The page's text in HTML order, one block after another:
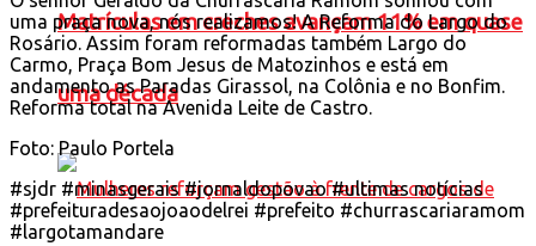
Matrículas em creches avançam 11% em quase
uma década
uma praça nova, nós realizamos! A Reforma do Largo do
Rosário. Assim foram reformadas também Largo do
Carmo, Praça Bom Jesus de Matozinhos e está em
andamento as Paradas Girassol, na Colônia e no Bonfim.
Reforma total na Avenida Leite de Castro.
Foto: Paulo Portela
#sjdr #minasgerais #jornaldopovao #ultimas notícias
#prefeituradesaojoaodelrei #prefeito #churrascariaramom
#largotamandare